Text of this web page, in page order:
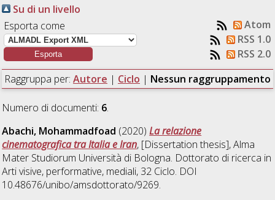
Su di un livello
Esporta come
Atom
RSS 1.0
RSS 2.0
Raggruppa per: Autore | Ciclo | Nessun raggruppamento
Numero di documenti: 6.
Abachi, Mohammadfoad (2020)La relazione
cinematografica tra Italia e Iran, [Dissertation thesis], Alma
Mater Studiorum Università di Bologna. Dottorato di ricerca in
Arti visive, performative, mediali, 32 Ciclo. DOI
10.48676/unibo/amsdottorato/9269.